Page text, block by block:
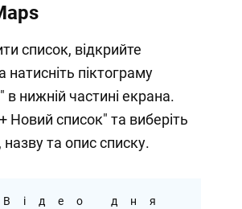
список, відкрийте
натисніть піктограму
в нижній частині екрана.
Новий список" та виберіть
назву та опис списку.
дня